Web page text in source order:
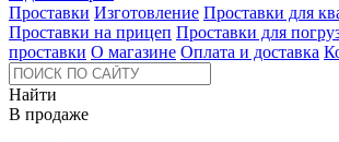
Проставки Изготовление Проставки для
Проставки на прицеп Проставки для
проставки О магазине Оплата и доставка
Найти
В продаже